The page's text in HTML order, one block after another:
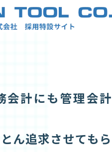
会計にも管理会計
ん追求させてもら